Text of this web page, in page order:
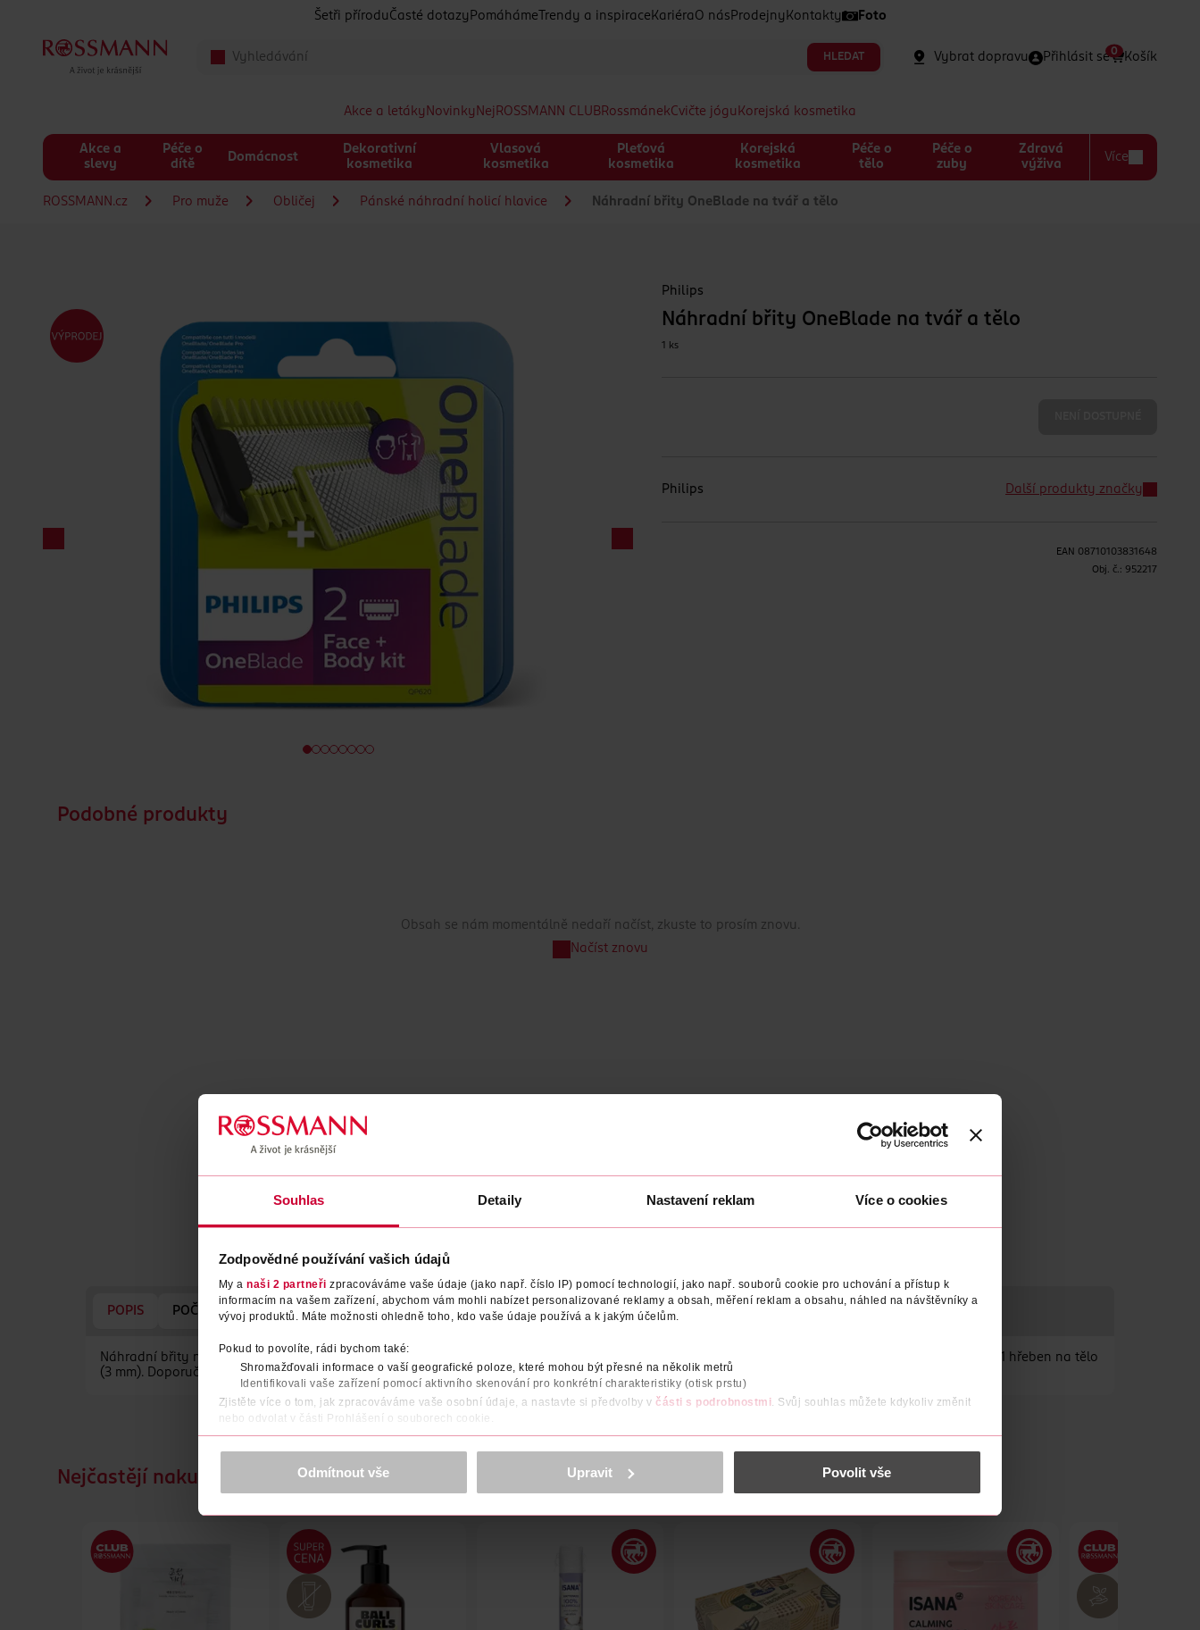
Souhlas Detaily Nastavení reklam Více o cookies
Zodpovědné používání vašich údajů
My a naši 2 partneři zpracováváme vaše údaje (jako např. číslo IP) pomocí technologií, jako např. souborů cookie pro uchování a přístup k
informacím na vašem zařízení, abychom vám mohli nabízet personalizované reklamy a obsah, měření reklam a obsahu, náhled na návštěvníky a
vývoj produktů. Máte možnosti ohledně toho, kdo vaše údaje používá a k jakým účelům.
Pokud to povolíte, rádi bychom také:
Shromažďovali informace o vaší geografické poloze, které mohou být přesné na několik metrů
Identifikovali vaše zařízení pomocí aktivního skenování pro konkrétní charakteristiky (otisk prstu)
Zjistěte více o tom, jak zpracováváme vaše osobní údaje, a nastavte si předvolby v části s podrobnostmi. Svůj souhlas můžete kdykoliv změnit
nebo odvolat v části Prohlášení o souborech cookie.
K provozu stránek, personalizaci obsahu a reklam, funkcí sociálních médií, analýze návštěvnosti, které mohou nést osobní údaje.
prohlášení o ochraně osobních údajů.
Děkujeme za pochopení. >více o cookies<
Odmítnout vše Upravit Povolit vše
Šetři přírodu Časté dotazy Pomáháme Trendy a inspirace Kariéra O nás Prodejny Kontakty Foto
HLEDAT Vybrat dopravu Přihlásit se Košík
0
Akce a letáky Novinky Nej ROSSMANN CLUBRossmánekCvičte jógu Korejská kosmetika
Akce a
slevy
Péče o
dítě
Domácnost
Dekorativní
kosmetika
Vlasová
kosmetika
Pleťová
kosmetika
Korejská
kosmetika
Péče o
tělo
Péče o
zuby
Zdravá
výživa
Více
ROSSMANN.cz Pro muže Obličej Pánské náhradní holicí hlavice Náhradní břity OneBlade na tvář a tělo
Philips
Náhradní břity OneBlade na tvář a tělo
1 ks
Philips Další produkty značky
EAN 08710103831648
Obj. č.: 952217
Podobné produkty
Obsah se nám momentálně nedaří načíst, zkuste to prosím znovu.
Načíst znovu
POPIS POČET NÁZEV VÝROBCE/DODAVATELE VYROBENO V VÝROBCE/DODAVATEL
Náhradní břity na tvář a tělo pro Philips OneBlade, v balení 1 ks na tvář a 1 ks na tělo s ochranným nástavcem proti pořezání v citlivých oblastech + 1 hřeben na tělo
(3 mm). Doporučená výměna každé 4 měsíce.
Nejčastějí nakupované společně